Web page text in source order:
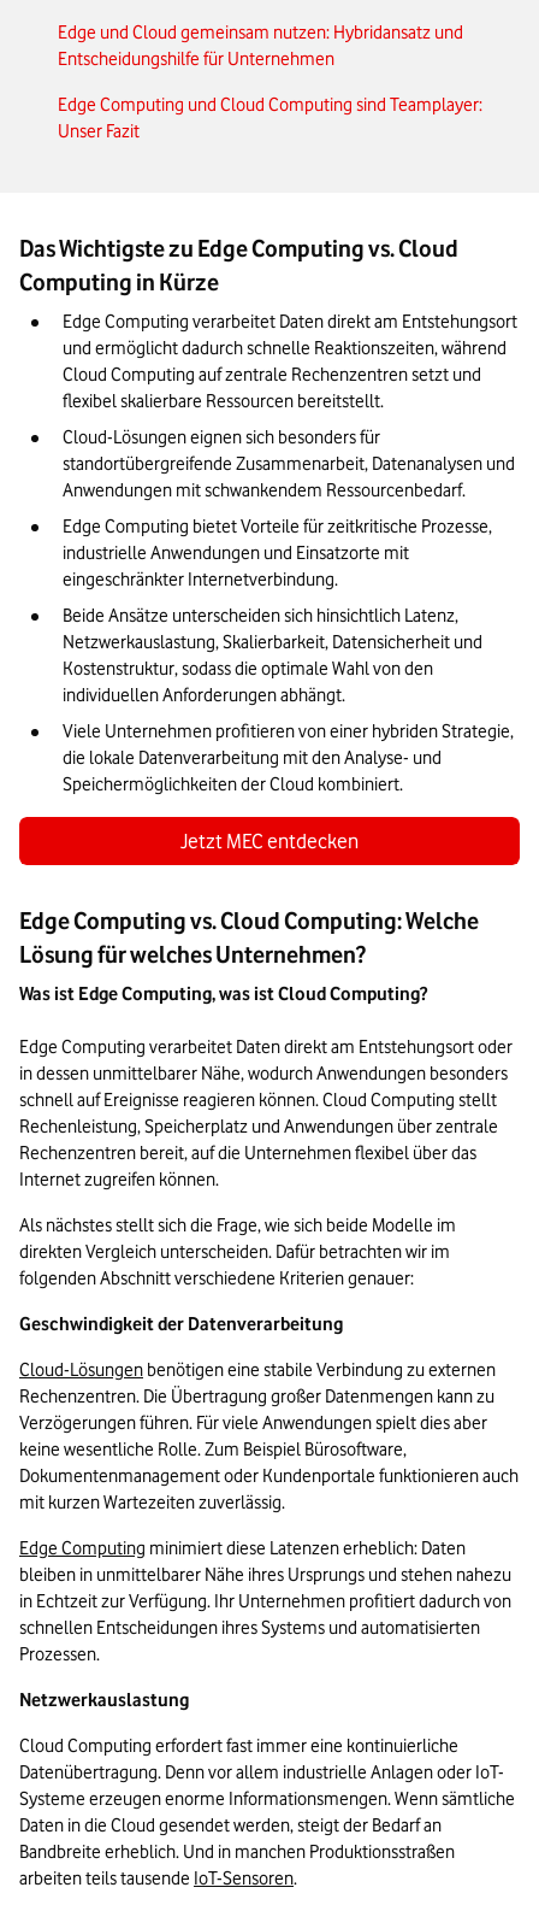
Edge und Cloud gemeinsam nutzen: Hybridansatz und
Entscheidungshilfe für Unternehmen
Edge Computing und Cloud Computing sind Teamplayer:
Unser Fazit
Das Wichtigste zu Edge Computing vs. Cloud
Computing in Kürze
Edge Computing verarbeitet Daten direkt am Entstehungsort
und ermöglicht dadurch schnelle Reaktionszeiten, während
Cloud Computing auf zentrale Rechenzentren setzt und
flexibel skalierbare Ressourcen bereitstellt.
Cloud-Lösungen eignen sich besonders für
standortübergreifende Zusammenarbeit, Datenanalysen und
Anwendungen mit schwankendem Ressourcenbedarf.
Edge Computing bietet Vorteile für zeitkritische Prozesse,
industrielle Anwendungen und Einsatzorte mit
eingeschränkter Internetverbindung.
Beide Ansätze unterscheiden sich hinsichtlich Latenz,
Netzwerkauslastung, Skalierbarkeit, Datensicherheit und
Kostenstruktur, sodass die optimale Wahl von den
individuellen Anforderungen abhängt.
Viele Unternehmen profitieren von einer hybriden Strategie,
die lokale Datenverarbeitung mit den Analyse- und
Speichermöglichkeiten der Cloud kombiniert.
Jetzt MEC entdecken
Edge Computing vs. Cloud Computing: Welche
Lösung für welches Unternehmen?
Was ist Edge Computing, was ist Cloud Computing?
Edge Computing verarbeitet Daten direkt am Entstehungsort oder
in dessen unmittelbarer Nähe, wodurch Anwendungen besonders
schnell auf Ereignisse reagieren können. Cloud Computing stellt
Rechenleistung, Speicherplatz und Anwendungen über zentrale
Rechenzentren bereit, auf die Unternehmen flexibel über das
Internet zugreifen können.
Als nächstes stellt sich die Frage, wie sich beide Modelle im
direkten Vergleich unterscheiden. Dafür betrachten wir im
folgenden Abschnitt verschiedene Kriterien genauer:
Geschwindigkeit der Datenverarbeitung
Cloud-Lösungen benötigen eine stabile Verbindung zu externen
Rechenzentren. Die Übertragung großer Datenmengen kann zu
Verzögerungen führen. Für viele Anwendungen spielt dies aber
keine wesentliche Rolle. Zum Beispiel Bürosoftware,
Dokumentenmanagement oder Kundenportale funktionieren auch
mit kurzen Wartezeiten zuverlässig.
Edge Computing minimiert diese Latenzen erheblich: Daten
bleiben in unmittelbarer Nähe ihres Ursprungs und stehen nahezu
in Echtzeit zur Verfügung. Ihr Unternehmen profitiert dadurch von
schnellen Entscheidungen ihres Systems und automatisierten
Prozessen.
Netzwerkauslastung
Cloud Computing erfordert fast immer eine kontinuierliche
Datenübertragung. Denn vor allem industrielle Anlagen oder IoT-
Systeme erzeugen enorme Informationsmengen. Wenn sämtliche
Daten in die Cloud gesendet werden, steigt der Bedarf an
Bandbreite erheblich. Und in manchen Produktionsstraßen
arbeiten teils tausende IoT-Sensoren.